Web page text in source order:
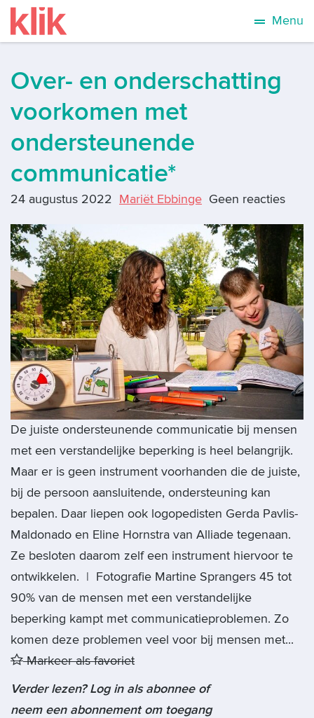
Menu
Over- en onderschatting
voorkomen met
ondersteunende
communicatie*
24 augustus 2022 Mariët Ebbinge Geen reacties
De juiste ondersteunende communicatie bij mensen
met een verstandelijke beperking is heel belangrijk.
Maar er is geen instrument voorhanden die de juiste,
bij de persoon aansluitende, ondersteuning kan
bepalen. Daar liepen ook logopedisten Gerda Pavlis-
Maldonado en Eline Hornstra van Alliade tegenaan.
Ze besloten daarom zelf een instrument hiervoor te
ontwikkelen. | Fotografie Martine Sprangers 45 tot
90% van de mensen met een verstandelijke
beperking kampt met communicatieproblemen. Zo
komen deze problemen veel voor bij mensen met...
Markeer als favoriet
Verder lezen? Log in als abonnee of
neem een abonnement om toegang